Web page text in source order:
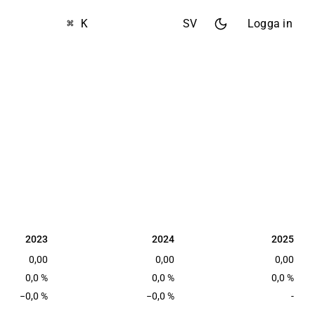
⌘ K SV Logga in
2023 2024 2025
2023 2024
2025
0,00 0,00
0,00
0,0 % 0,0 %
0,0 %
−0,0 % −0,0 % -